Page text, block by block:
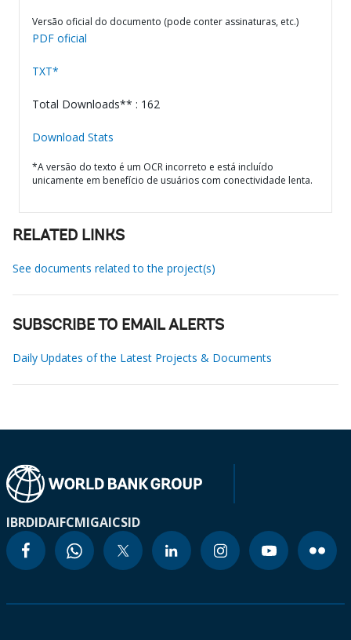
Versão oficial do documento (pode conter assinaturas, etc.)
PDF oficial
TXT*
Total Downloads** : 162
Download Stats
*A versão do texto é um OCR incorreto e está incluído
unicamente em benefício de usuários com conectividade lenta.
RELATED LINKS
See documents related to the project(s)
SUBSCRIBE TO EMAIL ALERTS
Daily Updates of the Latest Projects & Documents
IBRDIDAIFCMIGAICSID